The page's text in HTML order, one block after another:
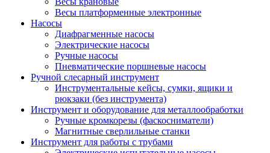
Весы платформенные электронные
Насосы
Диафрагменные насосы
Электрические насосы
Ручные насосы
Пневматические поршневые насосы
Ручной слесарный инструмент
Инструментальные кейсы, сумки, ящики и
рюкзаки (без инструмента)
Инструмент и оборудование для металлообработки
Ручные кромкорезы (фаскосниматели)
Магнитные сверлильные станки
Инструмент для работы с трубами